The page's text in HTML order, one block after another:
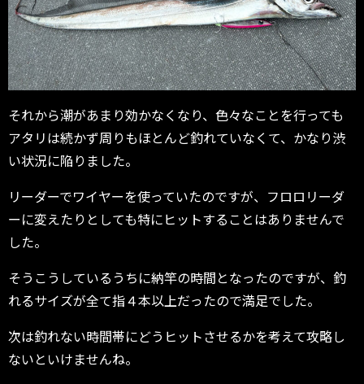
それから潮があまり効かなくなり、色々なことを行っても
アタリは続かず周りもほとんど釣れていなくて、かなり渋
い状況に陥りました。
リーダーでワイヤーを使っていたのですが、フロロリーダ
ーに変えたりとしても特にヒットすることはありませんで
した。
そうこうしているうちに納竿の時間となったのですが、釣
れるサイズが全て指４本以上だったので満足でした。
次は釣れない時間帯にどうヒットさせるかを考えて攻略し
ないといけませんね。